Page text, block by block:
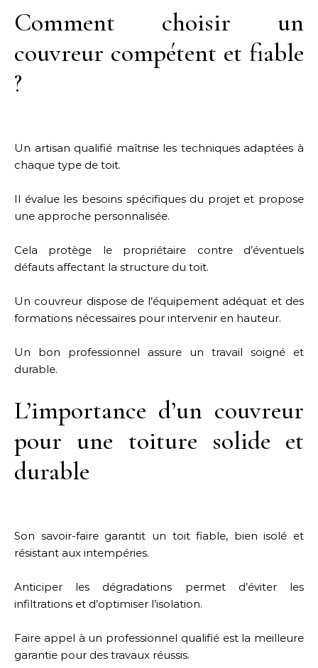
Comment choisir un
couvreur compétent et fiable
?
Un artisan qualifié maîtrise les techniques adaptées à
chaque type de toit.
Il évalue les besoins spécifiques du projet et propose
une approche personnalisée.
Cela protège le propriétaire contre d’éventuels
défauts affectant la structure du toit.
Un couvreur dispose de l’équipement adéquat et des
formations nécessaires pour intervenir en hauteur.
Un bon professionnel assure un travail soigné et
durable.
L’importance d’un couvreur
pour une toiture solide et
durable
Son savoir-faire garantit un toit fiable, bien isolé et
résistant aux intempéries.
Anticiper les dégradations permet d’éviter les
infiltrations et d’optimiser l’isolation.
Faire appel à un professionnel qualifié est la meilleure
garantie pour des travaux réussis.